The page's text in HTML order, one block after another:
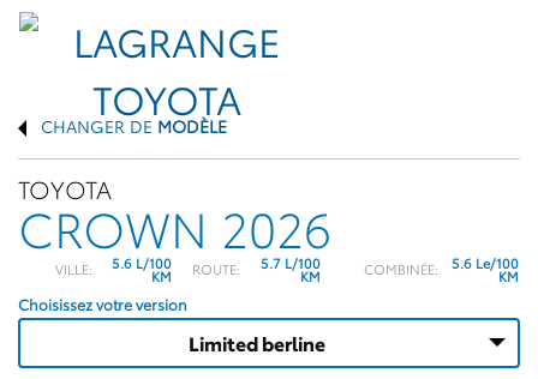
CHANGER DE MODÈLE
TOYOTA
CROWN 2026
VILLE: 5.6 L/100
KM ROUTE: 5.7 L/100
KM COMBINÉE: 5.6 Le/100
KM
Choisissez votre version
Limited berline